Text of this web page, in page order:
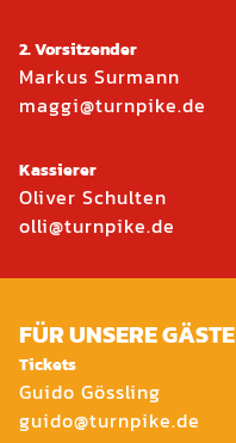
2. Vorsitzender
Markus Surmann
maggi@turnpike.de
Kassierer
Oliver Schulten
olli@turnpike.de
FÜR UNSERE GÄSTE
Tickets
Guido Gössling
guido@turnpike.de